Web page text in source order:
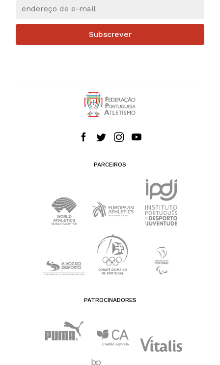
Subscrever
PARCEIROS
PATROCINADORES